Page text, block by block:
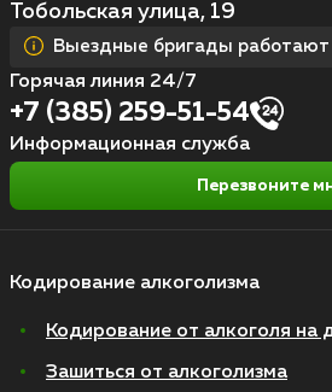
Кодирование алкоголизма
Кодирование от алкоголя на
Зашиться от алкоголизма
Тобольская улица, 19
Выездные бригады работают
Горячая линия 24/7
+7 (385) 259-51-54
Информационная служба
Перезвоните